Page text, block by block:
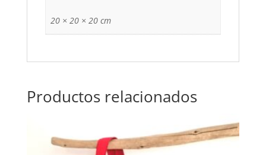
20 × 20 × 20 cm
Productos relacionados